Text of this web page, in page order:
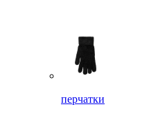
перчатки